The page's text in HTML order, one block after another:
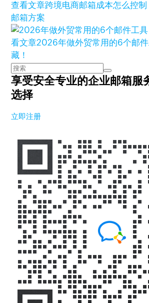
查看文章跨境电商邮箱成本怎么控
邮箱方案
看文章2026年做外贸常用的6个邮
藏！
享受安全专业的企业邮箱服
选择
立即注册